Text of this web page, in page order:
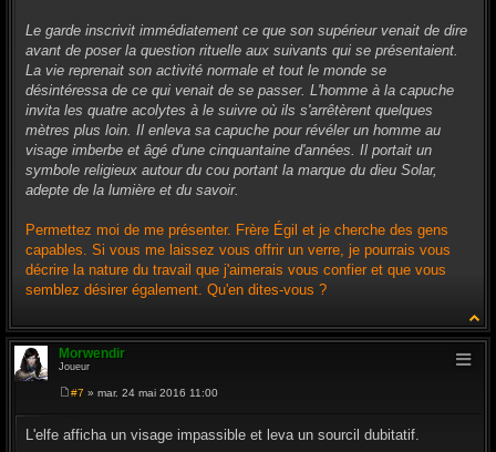
Le garde inscrivit immédiatement ce que son supérieur venait de dire
avant de poser la question rituelle aux suivants qui se présentaient.
La vie reprenait son activité normale et tout le monde se
désintéressa de ce qui venait de se passer. L'homme à la capuche
invita les quatre acolytes à le suivre où ils s'arrêtèrent quelques
mètres plus loin. Il enleva sa capuche pour révéler un homme au
visage imberbe et âgé d'une cinquantaine d'années. Il portait un
symbole religieux autour du cou portant la marque du dieu Solar,
adepte de la lumière et du savoir.
Permettez moi de me présenter. Frère Égil et je cherche des gens
capables. Si vous me laissez vous offrir un verre, je pourrais vous
décrire la nature du travail que j'aimerais vous confier et que vous
semblez désirer également. Qu'en dites-vous ?
Morwendir
Joueur
s
s
#7 » mar. 24 mai 2016 11:00
L'elfe afficha un visage impassible et leva un sourcil dubitatif.